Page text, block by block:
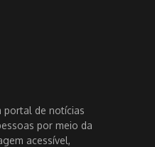
portal de notícias
por meio da
acessível,